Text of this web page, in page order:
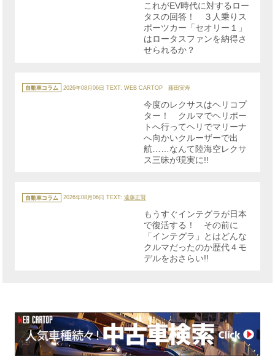
これがEV時代に対するロー
タスの回答！ ３人乗りス
ポーツカー「セオリー１」
はロータスファンを納得さ
せられるか？
テ
ゴ
自動車コラム 2026年08月06日 TEXT: WEB CARTOP 藤田実寿
今度のレクサスはヘリコプ
ター！ クルマでヘリポー
トへ行ってヘリでマリーナ
へ向かいクルーザーで出
航……なんて陸海空レクサ
ス三昧が現実に!!
テ
ゴ
自動車コラム 2026年08月06日 TEXT: 遠藤正賢
もうすぐインテグラが日本
で復活する！ その前に
「インテグラ」とはどんな
クルマだったのか歴代４モ
デルをおさらい!!